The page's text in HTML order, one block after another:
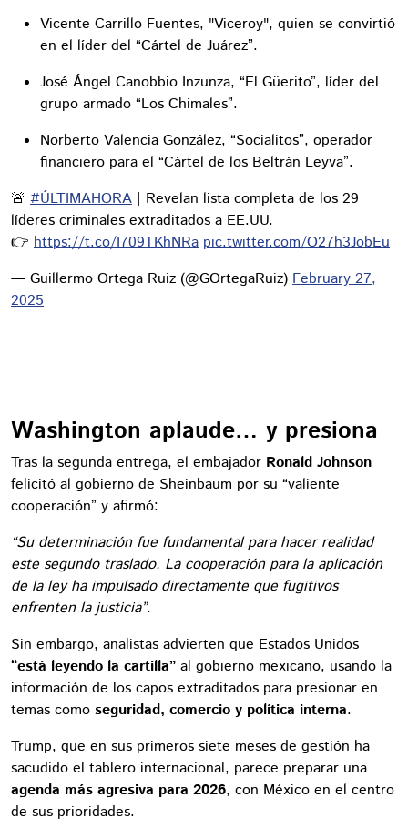
Vicente Carrillo Fuentes, "Viceroy", quien se convirtió
en el líder del “Cártel de Juárez”.
José Ángel Canobbio Inzunza, “El Güerito”, líder del
grupo armado “Los Chimales”.
Norberto Valencia González, “Socialitos”, operador
financiero para el “Cártel de los Beltrán Leyva”.
🚨 #ÚLTIMAHORA | Revelan lista completa de los 29
líderes criminales extraditados a EE.UU.
👉 https://t.co/I709TKhNRa pic.twitter.com/O27h3JobEu
— Guillermo Ortega Ruiz (@GOrtegaRuiz) February 27,
2025
Washington aplaude… y presiona
Tras la segunda entrega, el embajador Ronald Johnson
felicitó al gobierno de Sheinbaum por su “valiente
cooperación” y afirmó:
“Su determinación fue fundamental para hacer realidad
este segundo traslado. La cooperación para la aplicación
de la ley ha impulsado directamente que fugitivos
enfrenten la justicia”.
Sin embargo, analistas advierten que Estados Unidos
“está leyendo la cartilla” al gobierno mexicano, usando la
información de los capos extraditados para presionar en
temas como seguridad, comercio y política interna.
Trump, que en sus primeros siete meses de gestión ha
sacudido el tablero internacional, parece preparar una
agenda más agresiva para 2026, con México en el centro
de sus prioridades.